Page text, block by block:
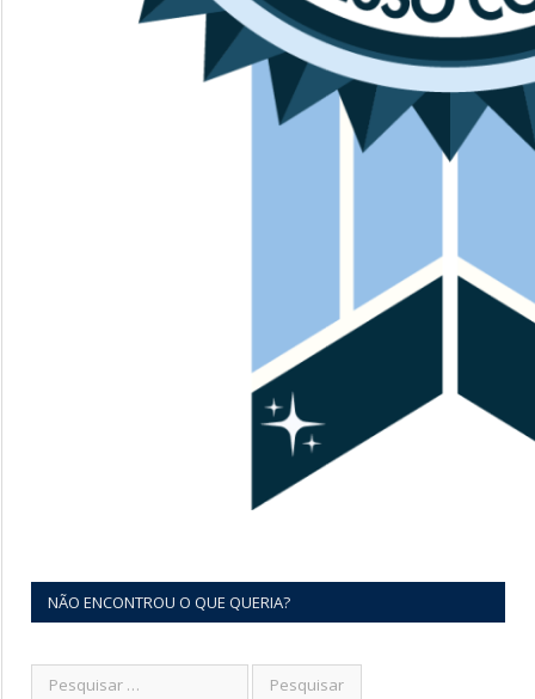
NÃO ENCONTROU O QUE QUERIA?